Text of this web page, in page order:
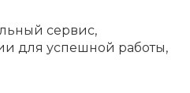
сервис,
для успешной работы,